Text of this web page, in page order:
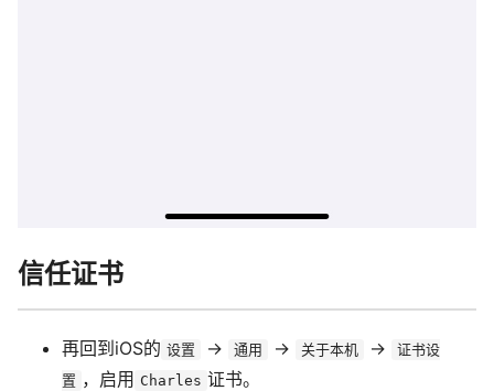
信任证书
再回到iOS的 设置 -> 通用 -> 关于本机 ->
证书设
置 ，启用 Charles 证书。